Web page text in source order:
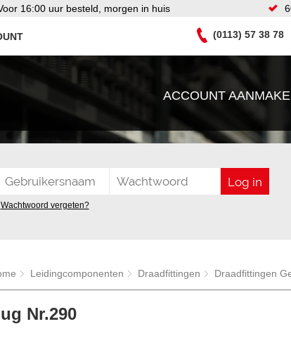
16:00 uur besteld, morgen in huis
(0113) 57 38 78
ACCOUNT
Wachtwoord vergeten?
Leidingcomponenten Draadfittingen Draadfittingen
Nr.290